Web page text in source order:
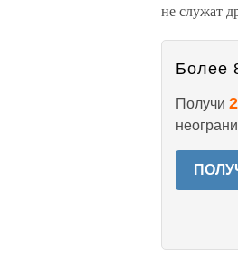
не служат
Более
Получи